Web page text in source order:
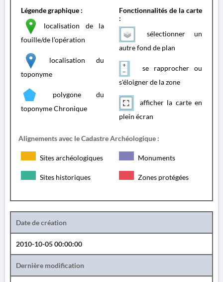
Légende graphique :
localisation de la
fouille/de l'opération
localisation du
toponyme
polygone du
toponyme Chronique
Fonctionnalités de la carte
:
sélectionner un
autre fond de plan
se rapprocher ou
s'éloigner de la zone
afficher la carte en
plein écran
Alignements avec le Cadastre Archéologique :
Sites archéologiques Monuments
Sites historiques Zones protégées
Date de création
2010-10-05 00:00:00
Dernière modification